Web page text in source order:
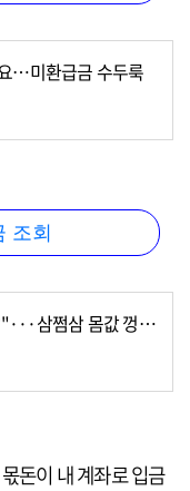
…미환급금 수두룩
조회
"더 낸 세금 찾아준다고?"···삼쩜삼 몸값 껑충 - 팍스넷뉴스
돈이 내 계좌로 입금